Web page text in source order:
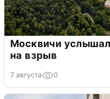
Москвичи
на взрыв
7 августа 0